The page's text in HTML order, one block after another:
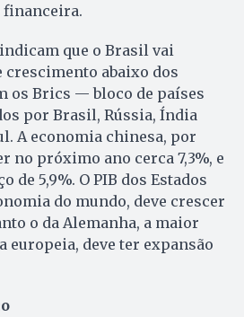
financeira.
que o Brasil vai
crescimento abaixo dos
os Brics — bloco de países
por Brasil, Rússia, Índia
A economia chinesa, por
no próximo ano cerca 7,3%, e
de 5,9%. O PIB dos Es­tados
do mundo, deve crescer
o da Alemanha, a maior
europeia, deve ter expansão